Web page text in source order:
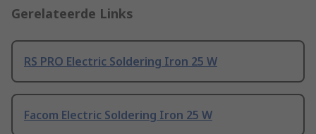
Gerelateerde Links
RS PRO Electric Soldering Iron 25 W
Facom Electric Soldering Iron 25 W